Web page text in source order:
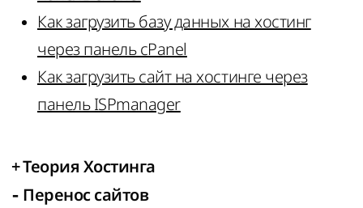
+Теория Хостинга
- Перенос сайтов
Как загрузить базу данных на хостинг
через панель cPanel
Как загрузить сайт на хостинге через
панель ISPmanager